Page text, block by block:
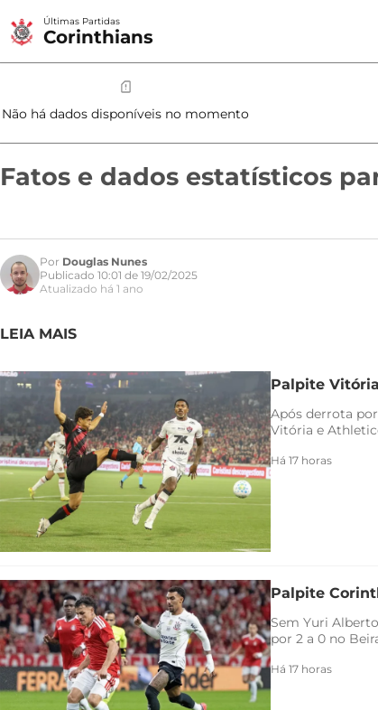
Fatos e dados estatísticos
Por Douglas Nunes
Publicado 10:01 de 19/02/2025
Atualizado há 1 ano
LEIA MAIS
Palpite
Após derrota
Vitória e
Há 17 horas
Palpite
Sem Yuri
por 2 a 0 no
Há 17 horas